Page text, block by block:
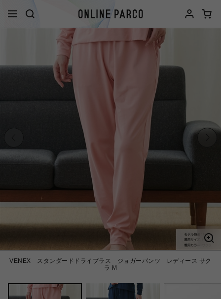
VENEX スタンダードドライプラス ジョガーパンツ レディース サク
ラ M